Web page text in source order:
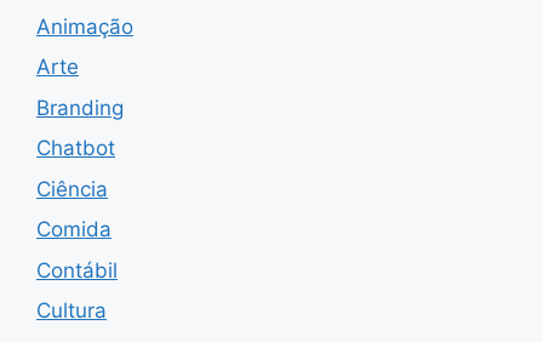
Animação
Arte
Branding
Chatbot
Ciência
Comida
Contábil
Cultura